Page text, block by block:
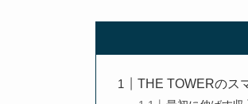
THE TOWERのス